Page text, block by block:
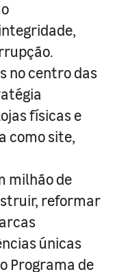
no centro das
físicas e
como site,
milhão de
reformar
únicas
Programa de